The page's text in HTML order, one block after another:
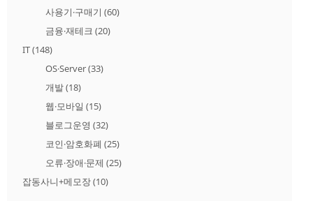
사용기·구매기 (60)
금융·재테크 (20)
IT(148)
OS·Server(33)
개발(18)
웹·모바일 (15)
블로그운영 (32)
코인·암호화폐 (25)
오류·장애·문제 (25)
잡동사니+메모장(10)